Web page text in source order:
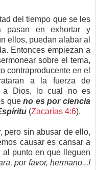
del tiempo que se les
pasan en exhortar y
ellos, puedan alabar al
Entonces empiezan a
sobre el tema,
contraproducente en el
a la fuerza de
a Dios, lo cual no es
queno es por ciencia
(Zacarías 4:6).
pero sin abusar de ello,
causar es cansar a
al punto en que lleguen
por favor, hermano...!